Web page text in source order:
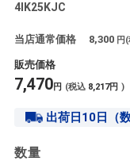
4IK25KJC
当店通常価格 8,300 円
販売価格
7,470円 (税込 8,217円 )
出荷日10日（
数量